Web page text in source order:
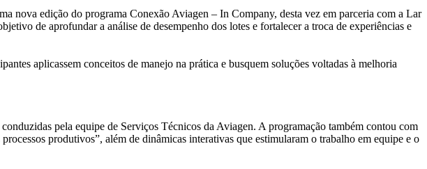
nova edição do programa Conexão Aviagen – In Company, desta vez em parceria com a Lar
de aprofundar a análise de desempenho dos lotes e fortalecer a troca de experiências e
aplicassem conceitos de manejo na prática e busquem soluções voltadas à melhoria
pela equipe de Serviços Técnicos da Aviagen. A programação também contou com
produtivos”, além de dinâmicas interativas que estimularam o trabalho em equipe e o